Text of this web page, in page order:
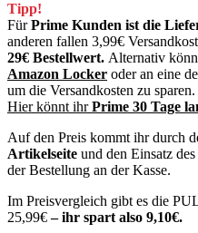
Tipp!
FürPrime Kunden ist die
anderen fallen 3,99€
29€ Bestellwert. Alternativ
Amazon Locker oder an eine
um die Versandkosten zu sparen.
Hier könnt ihrPrime 30 Tage
Auf den Preis kommt ihr durch
Artikelseite und den Einsatz
der Bestellung an der Kasse.
Im Preisvergleich gibt es die
25,99€– ihr spart also 9,10€.